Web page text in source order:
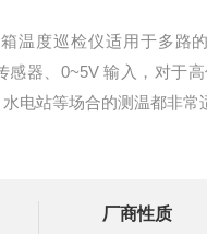
温度巡检仪适用于多路
感器、0~5V 输入，对于
电站等场合的测温都非常
厂商性质